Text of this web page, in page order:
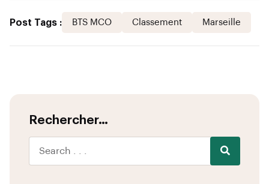
Post Tags : BTS MCO Classement Marseille
Rechercher…